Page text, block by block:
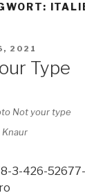
2021
Type
Knaur
3-426-